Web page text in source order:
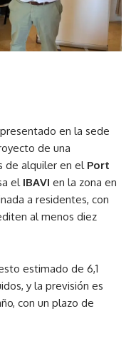
en la sede
de una
de alquiler en el Port
el IBAVI en la zona en
a residentes, con
al menos diez
estimado de 6,1
y la previsión es
con un plazo de